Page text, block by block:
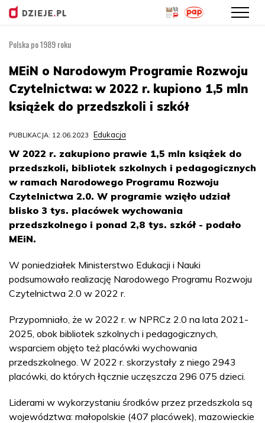
treści
Polska po 1989 roku
MEiN o Narodowym Programie Rozwoju
Czytelnictwa: w 2022 r. kupiono 1,5 mln
książek do przedszkoli i szkół
PUBLIKACJA: 12.06.2023 Edukacja
W 2022 r. zakupiono prawie 1,5 mln książek do
przedszkoli, bibliotek szkolnych i pedagogicznych
w ramach Narodowego Programu Rozwoju
Czytelnictwa 2.0. W programie wzięło udział
blisko 3 tys. placówek wychowania
przedszkolnego i ponad 2,8 tys. szkół - podało
MEiN.
W poniedziałek Ministerstwo Edukacji i Nauki
podsumowało realizację Narodowego Programu Rozwoju
Czytelnictwa 2.0 w 2022 r.
Przypomniało, że w 2022 r. w NPRCz 2.0 na lata 2021-
2025, obok bibliotek szkolnych i pedagogicznych,
wsparciem objęto też placówki wychowania
przedszkolnego. W 2022 r. skorzystały z niego 2943
placówki, do których łącznie uczęszcza 296 075 dzieci.
Liderami w wykorzystaniu środków przez przedszkola są
województwa: małopolskie (407 placówek), mazowieckie